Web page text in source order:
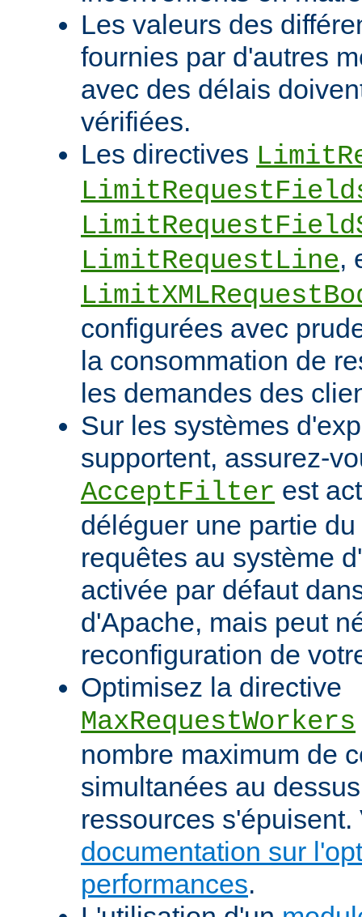
Les valeurs des
fournies par d'autres
avec des délais
vérifiées.
Les directives
LimitRequestLine,
configurées avec
la consommation de
les demandes des
Sur les systèmes
supportent, assurez-
AcceptFilter est
déléguer une partie
requêtes au système
activée par défaut
d'Apache, mais peut
reconfiguration de
Optimisez la directive
MaxRequestWorkers
nombre maximum de
simultanées au
ressources s'épuisent.
documentation sur
performances.